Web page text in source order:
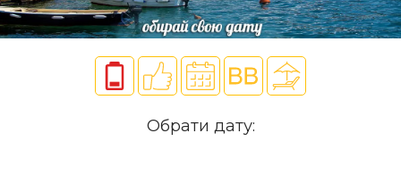
Обрати дату: